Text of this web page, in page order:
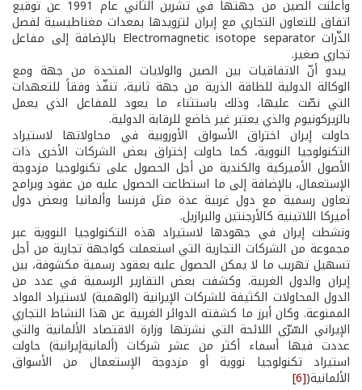
وأعلنت الصين من جهتها في تشرين الثاني عام 1991 عن توقيع
اتفاق للتعاون التجاري مع إيران لتزويدها بمعدات مغناطيسية لفصل
الذّرات Electromagnetic isotope separator بالإضافة إلى مفاعل
تجاري صغير.
يبدو أنّ الاتفاقيات بين الصين والولايات المتحدة من جهة ومع
الوكالة الدولية للطاقة الذرية من جهة ثانية، تنفّذ وفقاً للتعهدات
التي نصّت عليها، وذلك باستثناء ما يعود للمفاعل الذي يعمل
بالزيركونيوم والذي يعتبر غير خاضع للرقابة الدولية.
حاولت إيران اختراق الأسواق الأوروبية في محاولاتها لاستيراد
التكنولوجيا النووية، كما حاولت إختراق بعض الشركات الأخرى ذات
الأصول الأميركية والكندية من أجل الحصول على تكنولوجيا مزدوجة
الإستعمال، بالإضافة إلى ما استطاعت الحصول عليه من عقود وبرامج
تعاون رسمية مع دول غربية عدة مثل فرنسا وألمانيا وبعض دول
أميركا اللاتينية كالأرجنتين والبرازيل.
ونشطت إيران في جهودها لاستيراد هذه التكنولوجيا النووية عبر
مجموعة من الشركات التجارية التي استعملت كواجهة تجارية من أجل
تسهيل تهريب ما لا يمكن الحصول عليه بعقود رسمية مكشوفة، بين
إيران والدول الغربية. وكشفت بعض التقارير الرسمية في عدد من
الدول المحاولات الكثيفة للشركات الإيرانية (الوهمية) لاستيراد المواد
الممنوعة. وكان أبرز ما كشفته الدوائر الغربية عن هذا النشاط التجاري
الإيراني السّرّي اللائحة التي نشرتها وزارة الاقتصاد الألمانية والتي
عددت فيها أسماء أكثر من عشر شركات (ألمانية­إيرانية) حاولت
استيراد تكنولوجيا نووية أو مزدوجة الإستعمال من الأسواق
الألمانية([6]